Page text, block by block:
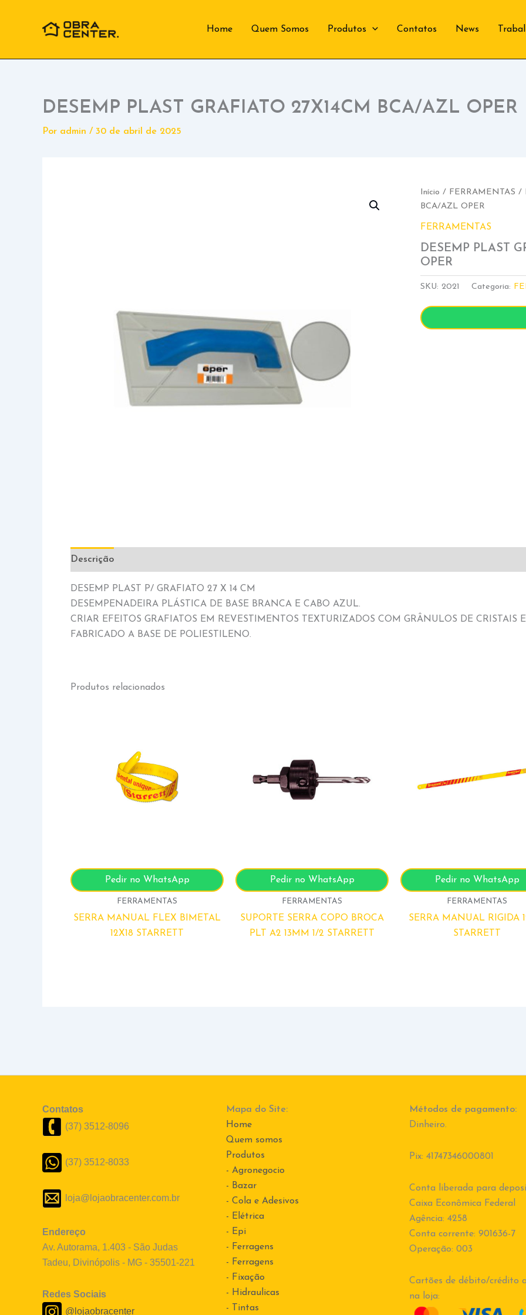
Home Quem Somos Produtos Contatos News
DESEMP PLAST GRAFIATO 27X14CM BCA/AZL OPER
Por admin / 30 de abril de 2025
Início / FERRAMENTAS /
BCA/AZL OPER
FERRAMENTAS
DESEMP PLAST
OPER
SKU:2021 Categoria:
Descrição
DESEMP PLAST P/ GRAFIATO 27 X 14 CM
DESEMPENADEIRA PLÁSTICA DE BASE BRANCA E CABO AZUL.
CRIAR EFEITOS GRAFIATOS EM REVESTIMENTOS TEXTURIZADOS COM GRÂNULOS DE CRISTAIS
FABRICADO A BASE DE POLIESTILENO.
Produtos relacionados
Pedir no WhatsApp
FERRAMENTAS
SERRA MANUAL FLEX BIMETAL
12X18 STARRETT
Pedir no WhatsApp
FERRAMENTAS
SUPORTE SERRA COPO BROCA
PLT A2 13MM 1/2 STARRETT
Pedir no WhatsApp
FERRAMENTAS
SERRA MANUAL RIGIDA
STARRETT
Contatos
(37) 3512-8096
(37) 3512-8033
loja@lojaobracenter.com.br
Endereço
Av. Autorama, 1.403 - São Judas
Tadeu, Divinópolis - MG - 35501-221
Redes Sociais
@lojaobracenter
Mapa do Site:
Home
Quem somos
Produtos
- Agronegocio
- Bazar
- Cola e Adesivos
- Elétrica
- Epi
- Ferragens
- Ferragens
- Fixação
- Hidraulicas
- Tintas
Métodos de pagamento:
Dinheiro.
Pix: 41747346000801
Conta liberada para
Caixa Econômica Federal
Agência: 4258
Conta corrente: 901636-7
Operação: 003
Cartões de débito/crédito
na loja: